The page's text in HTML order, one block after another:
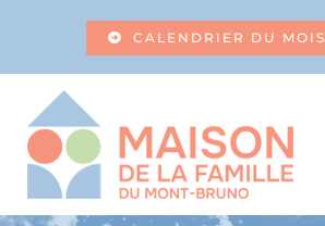
content
CALENDRIER DU MOIS